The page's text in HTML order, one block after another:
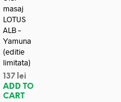
masaj
LOTUS
ALB –
Yamuna
(editie
limitata)
137 lei
ADD TO
CART